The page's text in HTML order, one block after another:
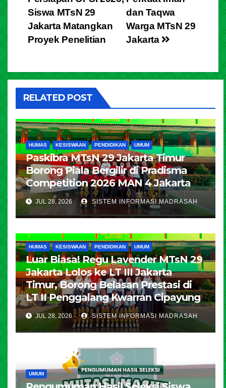
dan Taqwa
Warga MTsN 29
Jakarta
Siswa MTsN 29
Jakarta Matangkan
Proyek Penelitian
RELATED POST
HUMAS KESISWAAN PENDIDIKAN UMUM
Paskibra MTsN 29 Jakarta Timur
Borong Piala Bergilir di Pradisma
Competition 2026 MAN 4 Jakarta
JUL 28, 2026 SISTEM INFORMASI MADRASAH
HUMAS KESISWAAN PENDIDIKAN UMUM
Luar Biasa! Regu Lavender MTsN 29
Jakarta Lolos ke LT III Jakarta
Timur, Borong Belasan Prestasi di
LT II Penggalang Kwarran Cipayung
JUL 28, 2026 SISTEM INFORMASI MADRASAH
UMUM